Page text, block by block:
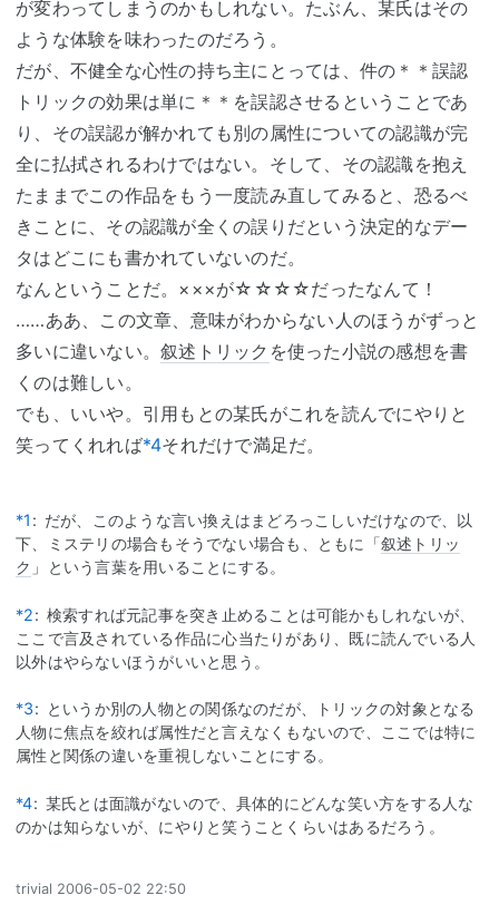
が変わってしまうのかもしれない。たぶん、某氏はその
ような体験を味わったのだろう。
だが、不健全な心性の持ち主にとっては、件の＊＊誤認
トリックの効果は単に＊＊を誤認させるということであ
り、その誤認が解かれても別の属性についての認識が完
全に払拭されるわけではない。そして、その認識を抱え
たままでこの作品をもう一度読み直してみると、恐るべ
きことに、その認識が全くの誤りだという決定的なデー
タはどこにも書かれていないのだ。
なんということだ。×××が☆☆☆☆だったなんて！
……ああ、この文章、意味がわからない人のほうがずっと
多いに違いない。 叙述トリック を使った小説の感想を書
くのは難しい。
でも、いいや。引用もとの某氏がこれを読んでにやりと
笑ってくれれば*4それだけで満足だ。
*1 : だが、このような言い換えはまどろっこしいだけなので、以
下、ミステリの場合もそうでない場合も、ともに「叙述トリッ
ク 」という言葉を用いることにする。
*2: 検索すれば元記事を突き止めることは可能かもしれないが、
ここで言及されている作品に心当たりがあり、既に読んでいる人
以外はやらないほうがいいと思う。
*3: というか別の人物との関係なのだが、トリックの対象となる
人物に焦点を絞れば属性だと言えなくもないので、ここでは特に
属性と関係の違いを重視しないことにする。
*4: 某氏とは面識がないので、具体的にどんな笑い方をする人な
のかは知らないが、にやりと笑うことくらいはあるだろう。
trivial 2006-05-02 22:50